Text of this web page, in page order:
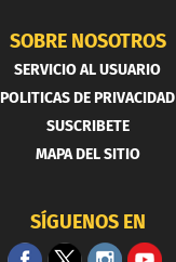
SOBRE NOSOTROS
SERVICIO AL USUARIO
POLITICAS DE PRIVACIDAD
SUSCRIBETE
MAPA DEL SITIO
SÍGUENOS EN